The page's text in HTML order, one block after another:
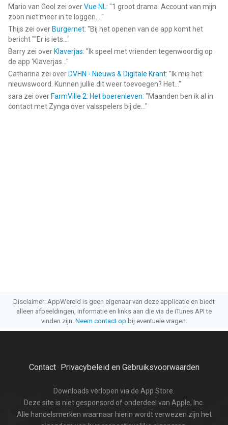
Mario van Gool zei overVue NL: "1 groot drama. Account van mijn
zoon niet meer in te loggen.... "
Thijs zei over Burgernet: "Bij het openen van de app komt het
bericht ""Er is iets... "
Barry zei over Klaverjas: " Ik speel met vrienden tegenwoordig op
de app ‘Klaverjas... "
Catharina zei over DVHN - Nieuws & Digitale Krant: " Ik mis het
nieuwswoord. Kunnen jullie dit weer toevoegen? Het... "
sara zei over FarmVille 2: Het boerenleven: "Maanden ben ik al in
contact met Zynga over valsspelers bij de... "
Disclaimer: AppWereld is geen eigenaar van deze applicatie en biedt
alleen afbeeldingen, informatie en links aan die via de iTunes API te
vinden zijn. Neem contact op bij eventuele vragen.
Contact· Privacybeleid en Gebruiksvoorwaarden
Downloads verlopen via de App Store.
Deze site is niet gesponsord of onderdeel van Apple, Inc.
Alle handelsmerken waarnaar hierin wordt verwezen zijn het